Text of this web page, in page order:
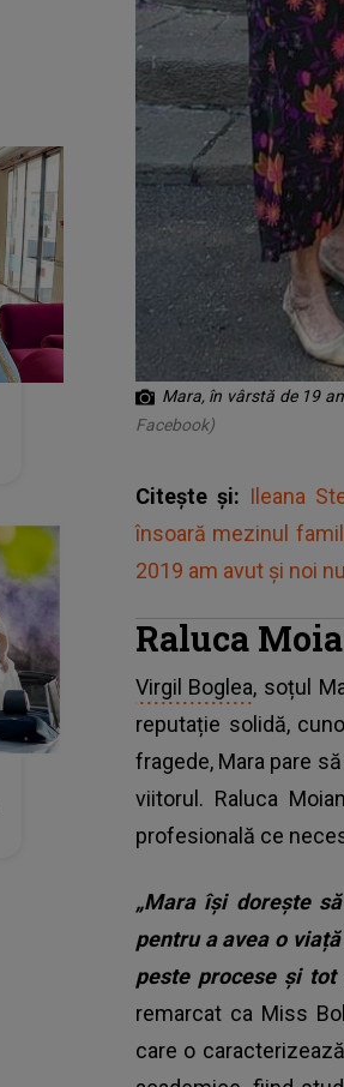
Mara, în vârstă de 19
Facebook)
Citește și: Ileana
însoară mezinul
2019 am avut și noi
Raluca
Virgil Boglea, soțul
reputație solidă,
fragede, Mara pare
viitorul. Raluca
profesională ce
„Mara își dorește
pentru a avea o
peste procese și tot
remarcat ca Miss
care o